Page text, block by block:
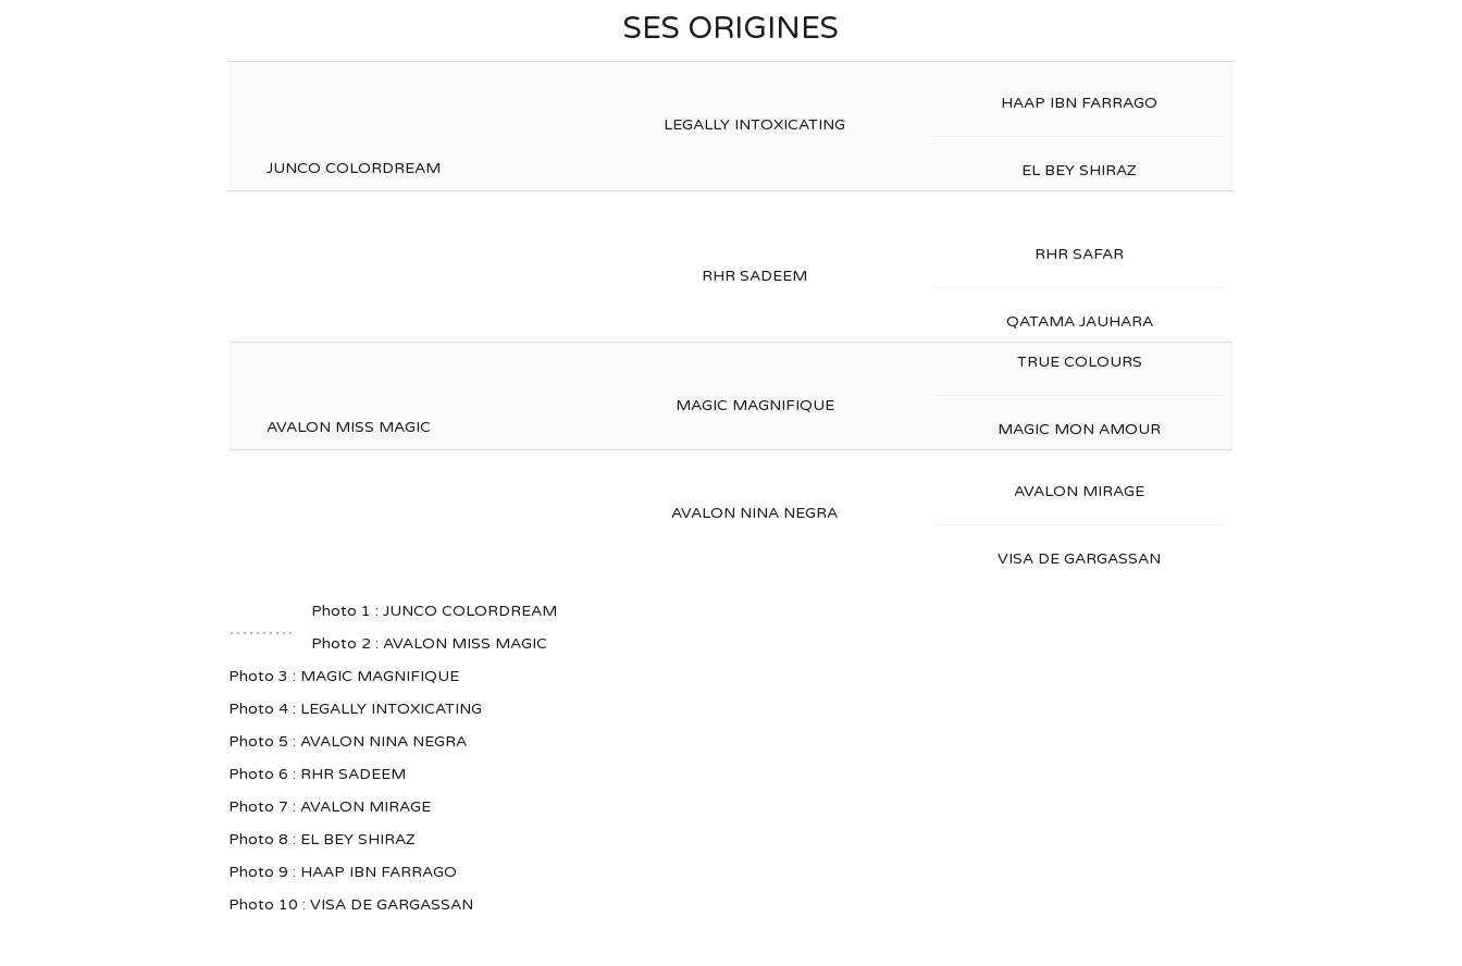
SES ORIGINES
JUNCO COLORDREAM
LEGALLY INTOXICATING
HAAP IBN FARRAGO
EL BEY SHIRAZ
RHR SADEEM
RHR SAFAR
QATAMA JAUHARA
AVALON MISS MAGIC
MAGIC MAGNIFIQUE
TRUE COLOURS
MAGIC MON AMOUR
AVALON NINA NEGRA
AVALON MIRAGE
VISA DE GARGASSAN
Photo 1 : JUNCO COLORDREAM
Photo 2 : AVALON MISS MAGIC
Photo 3 : MAGIC MAGNIFIQUE
Photo 4 : LEGALLY INTOXICATING
Photo 5 : AVALON NINA NEGRA
Photo 6 : RHR SADEEM
Photo 7 : AVALON MIRAGE
Photo 8 : EL BEY SHIRAZ
Photo 9 : HAAP IBN FARRAGO
Photo 10 : VISA DE GARGASSAN